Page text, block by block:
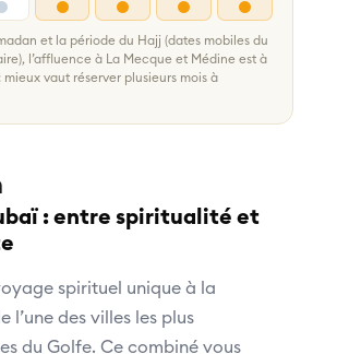
et la période du Hajj (dates mobiles du
l’affluence à La Mecque et Médine est à
mieux vaut réserver plusieurs mois à
: entre spiritualité et
spirituel unique à la
l’une des villes les plus
du Golfe. Ce combiné vous